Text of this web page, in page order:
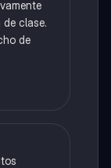
clase.
de